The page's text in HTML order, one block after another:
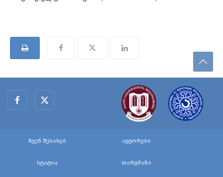
ჩვენ შესახებ ავტორები
სტატია თარგმანი